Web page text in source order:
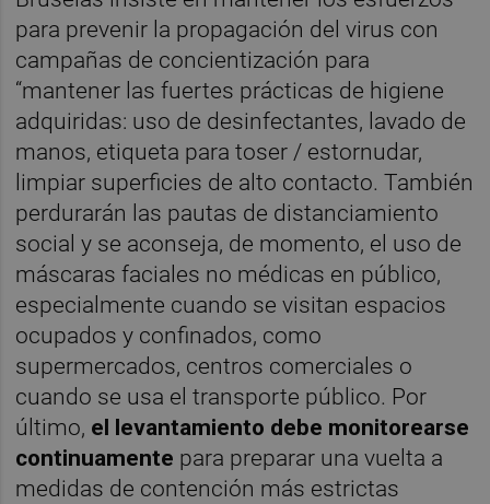
para prevenir la propagación del virus con
campañas de concientización para
“mantener las fuertes prácticas de higiene
adquiridas: uso de desinfectantes, lavado de
manos, etiqueta para toser / estornudar,
limpiar superficies de alto contacto. También
perdurarán las pautas de distanciamiento
social y se aconseja, de momento, el uso de
máscaras faciales no médicas en público,
especialmente cuando se visitan espacios
ocupados y confinados, como
supermercados, centros comerciales o
cuando se usa el transporte público. Por
último, el levantamiento debe monitorearse
continuamente para preparar una vuelta a
medidas de contención más estrictas